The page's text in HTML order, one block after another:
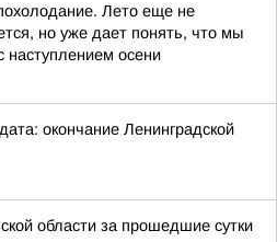
Лето еще не
но уже дает понять, что мы
наступлением осени
окончание Ленинградской
области за прошедшие сутки